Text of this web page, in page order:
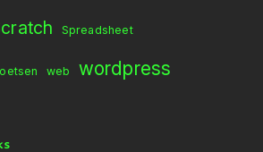
Spreadsheet
web wordpress